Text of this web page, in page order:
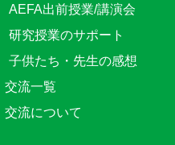
AEFA出前授業/講演会
研究授業のサポート
子供たち・先生の感想
交流一覧
交流について